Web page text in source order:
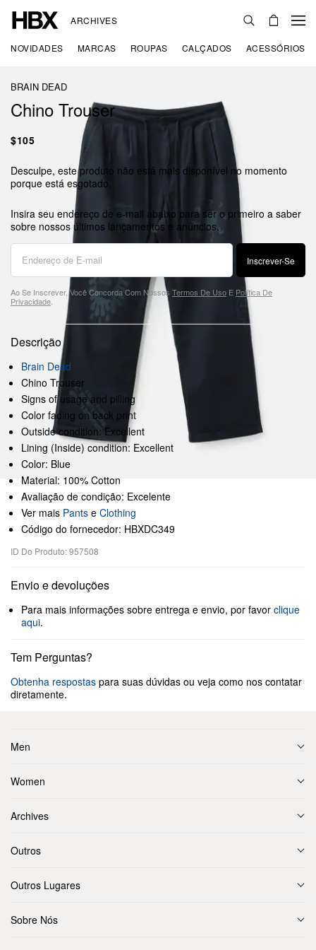
ARCHIVES
NOVIDADES MARCAS ROUPAS CALÇADOS ACESSÓRIOS
BRAIN DEAD
Chino Trouser
$105
Desculpe, este produto não está mais disponível no momento
porque está esgotado.
Insira seu endereço de e-mail abaixo para ser o primeiro a saber
sobre nossos últimos lançamentos e anúncios.
Inscrever-Se
Ao Se Inscrever, Você Concorda Com Nossos Termos De Uso E Política De
Privacidade
Descrição
Brain Dead
Chino Trouser
Signs of usage and pilling
Color fading on back print
Outside condition: Excellent
Lining (Inside) condition: Excellent
Color: Blue
Material: 100% Cotton
Avaliação de condição: Excelente
Ver mais Pants e Clothing
Código do fornecedor: HBXDC349
ID Do Produto: 957508
Envio e devoluções
Para mais informações sobre entrega e envio, por favor clique
aqui.
Tem Perguntas?
Obtenha respostas para suas dúvidas ou veja como nos contatar
diretamente.
Men
Women
Archives
Outros
Outros Lugares
Sobre Nós